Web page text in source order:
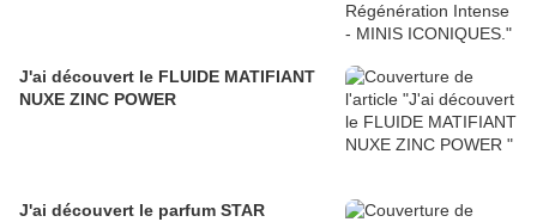
J'ai découvert le FLUIDE MATIFIANT
NUXE ZINC POWER
J'ai découvert le parfum STAR